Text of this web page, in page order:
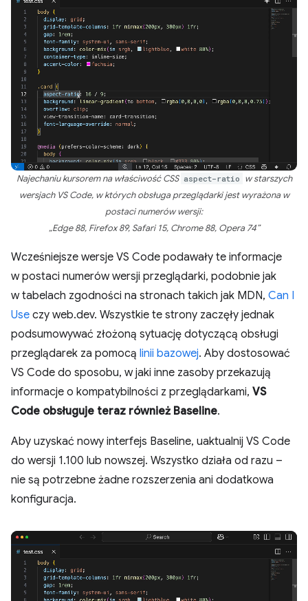
Najechaniu kursorem na właściwość CSS aspect-ratio w starszych
wersjach VS Code, w których obsługa przeglądarki jest wyrażona w
postaci numerów wersji:
„Edge 88, Firefox 89, Safari 15, Chrome 88, Opera 74”
Wcześniejsze wersje VS Code podawały te informacje
w postaci numerów wersji przeglądarki, podobnie jak
w tabelach zgodności na stronach takich jak MDN, Can I
Use czy web.dev. Wszystkie te strony zaczęły jednak
podsumowywać złożoną sytuację dotyczącą obsługi
przeglądarek za pomocą linii bazowej. Aby dostosować
VS Code do sposobu, w jaki inne zasoby przekazują
informacje o kompatybilności z przeglądarkami, VS
Code obsługuje teraz również Baseline.
Aby uzyskać nowy interfejs Baseline, uaktualnij VS Code
do wersji 1.100 lub nowszej. Wszystko działa od razu –
nie są potrzebne żadne rozszerzenia ani dodatkowa
konfiguracja.